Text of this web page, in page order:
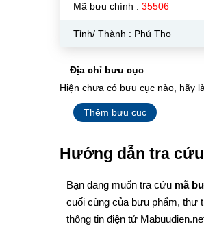
Mã bưu chính : 35506
Tỉnh/ Thành : Phú Thọ
Địa chỉ bưu cục
Hiện chưa có bưu cục nào, hãy
Thêm bưu cục
Hướng dẫn tra
Bạn đang muốn tra cứu mã
cuối cùng của bưu phẩm, thư
thông tin điện tử